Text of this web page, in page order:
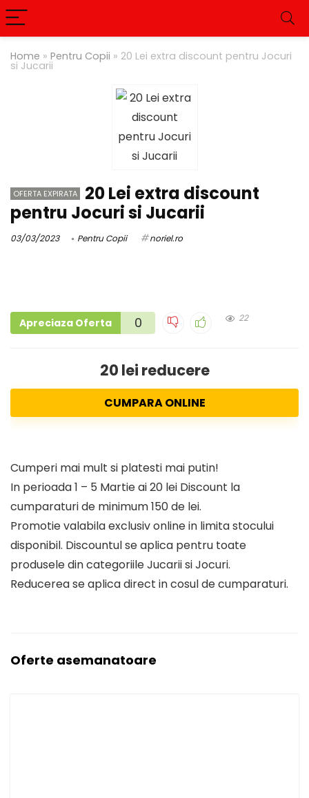
Home » Pentru Copii » 20 Lei extra discount pentru Jocuri
si Jucarii
OFERTA EXPIRATA
20 Lei extra discount
pentru Jocuri si Jucarii
03/03/2023 Pentru Copii noriel.ro
Apreciaza Oferta 0 22
20 lei reducere
CUMPARA ONLINE
Cumperi mai mult si platesti mai putin!
In perioada 1 – 5 Martie ai 20 lei Discount la
cumparaturi de minimum 150 de lei.
Promotie valabila exclusiv online in limita stocului
disponibil. Discountul se aplica pentru toate
produsele din categoriile Jucarii si Jocuri.
Reducerea se aplica direct in cosul de cumparaturi.
Oferte asemanatoare